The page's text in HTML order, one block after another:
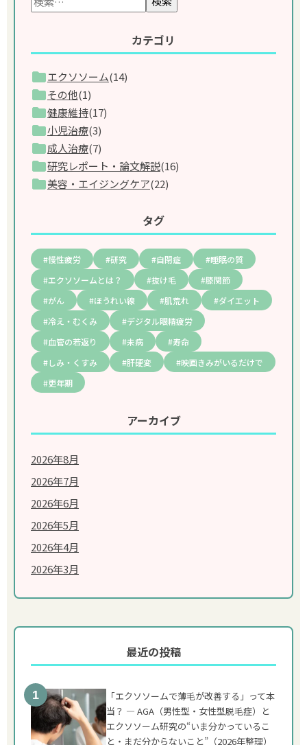
カテゴリ
エクソソーム(14)
その他(1)
健康維持(17)
小児治療(3)
成人治療(7)
研究レポート・論文解説(16)
美容・エイジングケア(22)
タグ
慢性疲労 研究 自閉症
睡眠の質
エクソソームとは？
抜け毛
膝関節
がん
ほうれい線 肌荒れ
ダイエット
冷え・むくみ
デジタル眼精疲労
血管の若返り
未病
寿命
しみ・くすみ
肝硬変
映画きみがいるだけで
更年期
アーカイブ
2026年8月
2026年7月
2026年6月
2026年5月
2026年4月
2026年3月
最近の投稿
「エクソソームで薄毛が改善する」って本
当？ ― AGA（男性型・女性型脱毛症）と
エクソソーム研究の“いま分かっているこ
と・まだ分からないこと”（2026年整理）